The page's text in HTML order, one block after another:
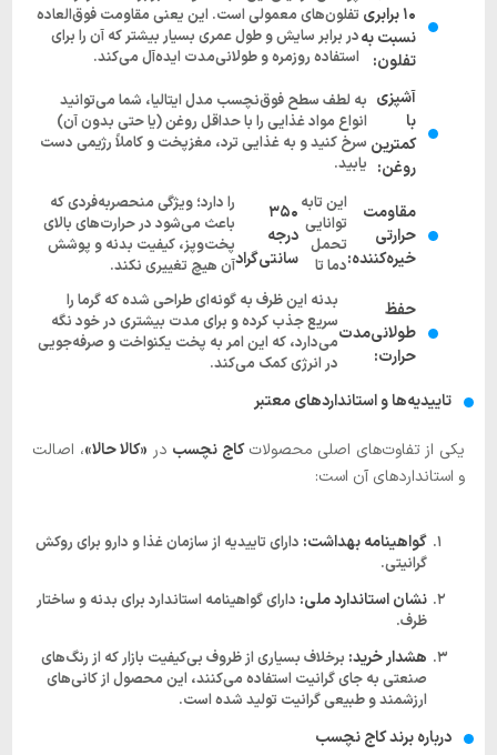
۱۰ برابری
نسبت به
تفلون:
تفلون‌های معمولی است. این یعنی مقاومت فوق‌العاده
در برابر سایش و طول عمری بسیار بیشتر که آن را برای
استفاده روزمره و طولانی‌مدت ایده‌آل می‌کند.
آشپزی
با
کمترین
روغن:
به لطف سطح فوق‌نچسب مدل ایتالیا، شما می‌توانید
انواع مواد غذایی را با حداقل روغن (یا حتی بدون آن)
سرخ کنید و به غذایی ترد، مغزپخت و کاملاً رژیمی دست
یابید.
مقاومت
حرارتی
خیره‌کننده:
این تابه
توانایی
تحمل
دما تا
۳۵۰
درجه
سانتی‌گراد
را دارد؛ ویژگی منحصربه‌فردی که
باعث می‌شود در حرارت‌های بالای
پخت‌وپز، کیفیت بدنه و پوشش
آن هیچ تغییری نکند.
حفظ
طولانی‌مدت
حرارت:
بدنه این ظرف به گونه‌ای طراحی شده که گرما را
سریع جذب کرده و برای مدت بیشتری در خود نگه
می‌دارد، که این امر به پخت یکنواخت و صرفه‌جویی
در انرژی کمک می‌کند.
تاییدیه‌ها و استانداردهای معتبر
یکی از تفاوت‌های اصلی محصولاتکاج نچسب در «کالا حالا»، اصالت
و استانداردهای آن است:
گواهینامه بهداشت: دارای تاییدیه از سازمان غذا و دارو برای روکش
گرانیتی.
نشان استاندارد ملی: دارای گواهینامه استاندارد برای بدنه و ساختار
ظرف.
هشدار خرید: برخلاف بسیاری از ظروف بی‌کیفیت بازار که از رنگ‌های
صنعتی به جای گرانیت استفاده می‌کنند، این محصول از کانی‌های
ارزشمند و طبیعی گرانیت تولید شده است.
درباره برند کاج نچسب